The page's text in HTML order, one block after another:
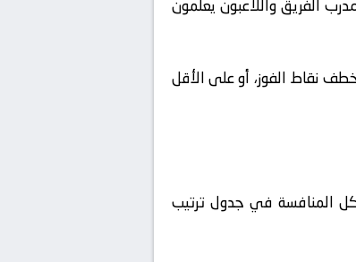
الفريق واللاعبون يعلمون
نقاط الفوز، أو على الأقل
المنافسة في جدول ترتيب